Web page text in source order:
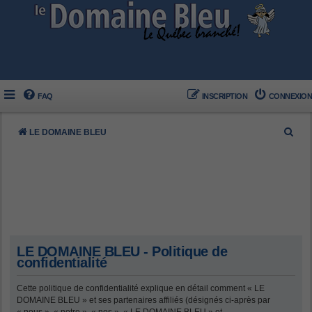
FAQ CONNEXION
INSCRIPTION
LE DOMAINE BLEU
LE DOMAINE BLEU - Politique de
confidentialité
Cette politique de confidentialité explique en détail comment « LE
DOMAINE BLEU » et ses partenaires affiliés (désignés ci-après par